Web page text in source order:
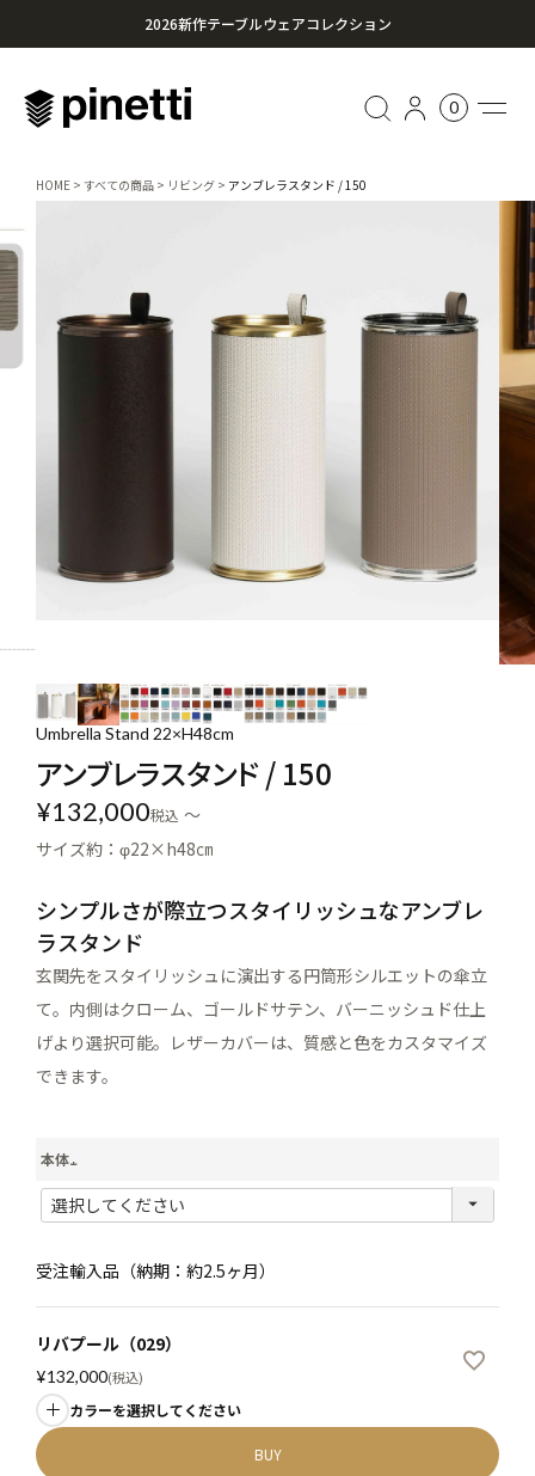
2026新作テーブルウェアコレクション
¥20,000円以上のお買い上げで送料無料
0
HOME すべての商品 リビング アンブレラスタンド / 150
Umbrella Stand 22×H48cm
アンブレラスタンド / 150
¥132,000税込 〜
サイズ約：φ22×h48㎝
シンプルさが際立つスタイリッシュなアンブレ
ラスタンド
玄関先をスタイリッシュに演出する円筒形シルエットの傘立
て。内側はクローム、ゴールドサテン、バーニッシュド仕上
げより選択可能。レザーカバーは、質感と色をカスタマイズ
できます。
本体
(
須
受注輸入品（納期：約2.5ヶ月）
リバプール（029）
¥132,000 税込
BUY
カラーを選択してください